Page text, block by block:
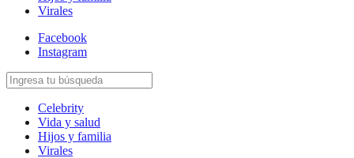
Virales
Facebook
Instagram
Celebrity
Vida y salud
Hijos y familia
Virales